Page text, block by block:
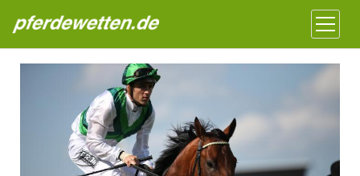
Pferdewetten News
Menü
öffnen